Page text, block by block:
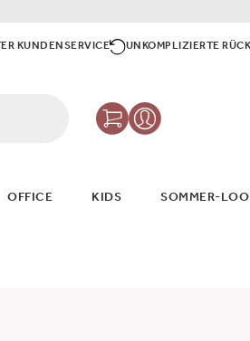
KUNDENSERVICE UNKOMPLIZIERTE
OFFICE KIDS SOMMER-